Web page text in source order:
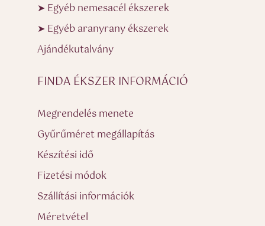
➤ Egyéb nemesacél ékszerek
➤ Egyéb aranyrany ékszerek
Ajándékutalvány
FINDA ÉKSZER INFORMÁCIÓ
Megrendelés menete
Gyűrűméret megállapítás
Készítési idő
Fizetési módok
Szállítási információk
Méretvétel